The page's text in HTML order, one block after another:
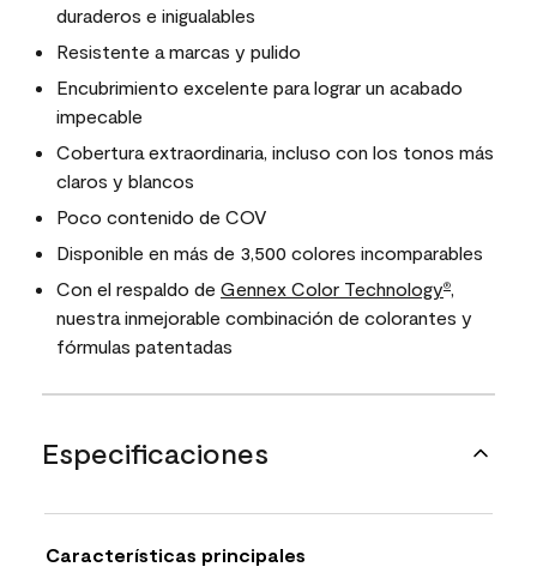
duraderos e inigualables
Resistente a marcas y pulido
Encubrimiento excelente para lograr un acabado
impecable
Cobertura extraordinaria, incluso con los tonos más
claros y blancos
Poco contenido de COV
Disponible en más de 3,500 colores incomparables
Con el respaldo de Gennex Color Technology®,
nuestra inmejorable combinación de colorantes y
fórmulas patentadas
Especificaciones
Características principales